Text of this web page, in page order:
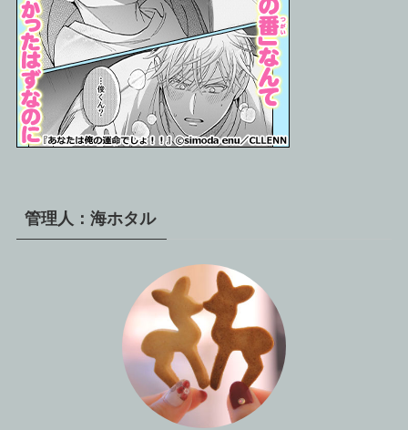
管理人：海ホタル